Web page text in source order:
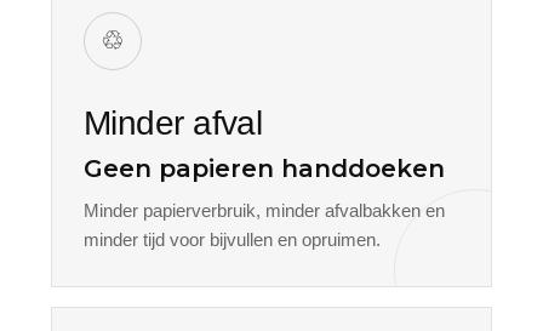
♲
Minder afval
Geen papieren handdoeken
Minder papierverbruik, minder afvalbakken en
minder tijd voor bijvullen en opruimen.